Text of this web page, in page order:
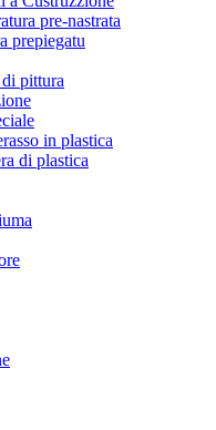
pre-nastrata
prepiegatu
di pittura
in plastica
di plastica